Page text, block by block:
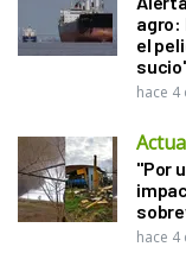
agro:
el
hace 4
"Por
hace 4